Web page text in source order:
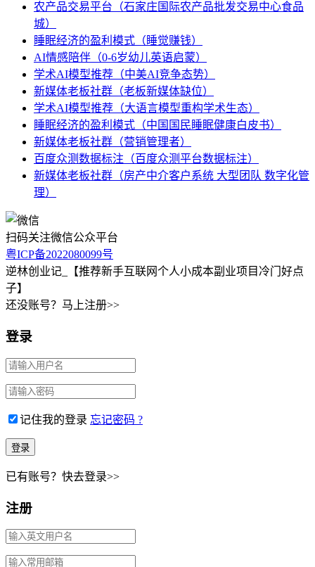
农产品交易平台（石家庄国际农产品批发交易中心食品
城）
睡眠经济的盈利模式（睡觉赚钱）
AI情感陪伴（0-6岁幼儿英语启蒙）
学术AI模型推荐（中美AI竞争态势）
新媒体老板社群（老板新媒体缺位）
学术AI模型推荐（大语言模型重构学术生态）
睡眠经济的盈利模式（中国国民睡眠健康白皮书）
新媒体老板社群（营销管理者）
百度众测数据标注（百度众测平台数据标注）
新媒体老板社群（房产中介客户系统 大型团队 数字化管
理）
扫码关注微信公众平台
粤ICP备2022080099号
逆林创业记_【推荐新手互联网个人小成本副业项目冷门好点
子】
还没账号？马上注册>>
登录
记住我的登录 忘记密码 ?
已有账号？快去登录>>
注册